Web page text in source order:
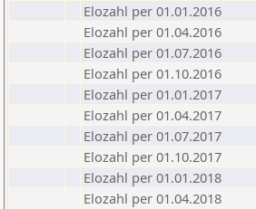
Elozahl per 01.01.2016
Elozahl per 01.04.2016
Elozahl per 01.07.2016
Elozahl per 01.10.2016
Elozahl per 01.01.2017
Elozahl per 01.04.2017
Elozahl per 01.07.2017
Elozahl per 01.10.2017
Elozahl per 01.01.2018
Elozahl per 01.04.2018